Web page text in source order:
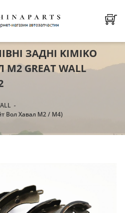
ЗАДНІ KIMIKO
GREAT WALL
Вол Хавал М2 / М4)